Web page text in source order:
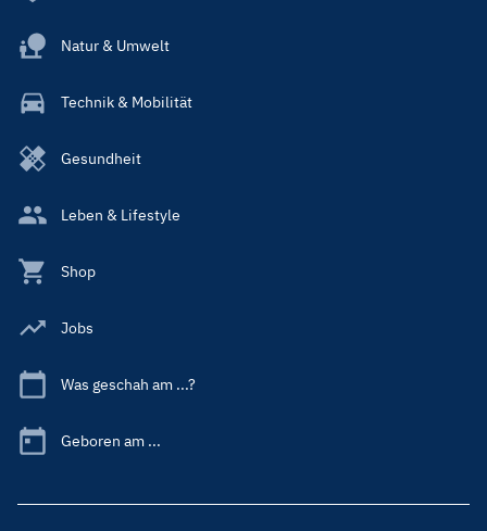
Natur & Umwelt
Technik & Mobilität
Gesundheit
Leben & Lifestyle
Shop
Jobs
Was geschah am ...?
Geboren am ...